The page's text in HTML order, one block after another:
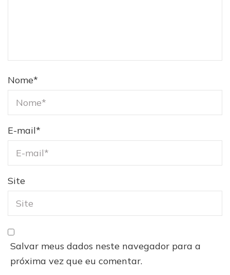
Nome*
E-mail*
Site
Salvar meus dados neste navegador para a
próxima vez que eu comentar.